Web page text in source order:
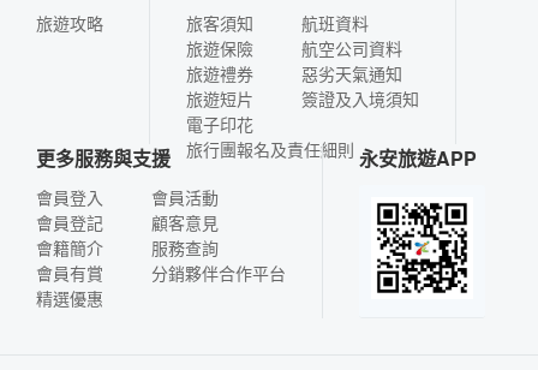
旅遊攻略
旅客須知
旅遊保險
旅遊禮券
旅遊短片
電子印花
航班資料
航空公司資料
惡劣天氣通知
簽證及入境須知
旅行團報名及責任細則
更多服務與支援
會員登入
會員登記
會籍簡介
會員有賞
精選優惠
會員活動
顧客意見
服務查詢
分銷夥伴合作平台
永安旅遊APP